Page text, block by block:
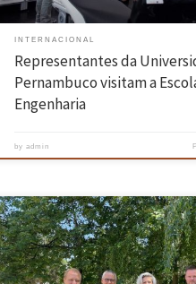
INTERNACIONAL
Representantes da
Pernambuco visitam a
Engenharia
byadmin
O Presidente da Escola de Engenharia, Pedro
foto), bem como o Diretor do 2C2T, Raul